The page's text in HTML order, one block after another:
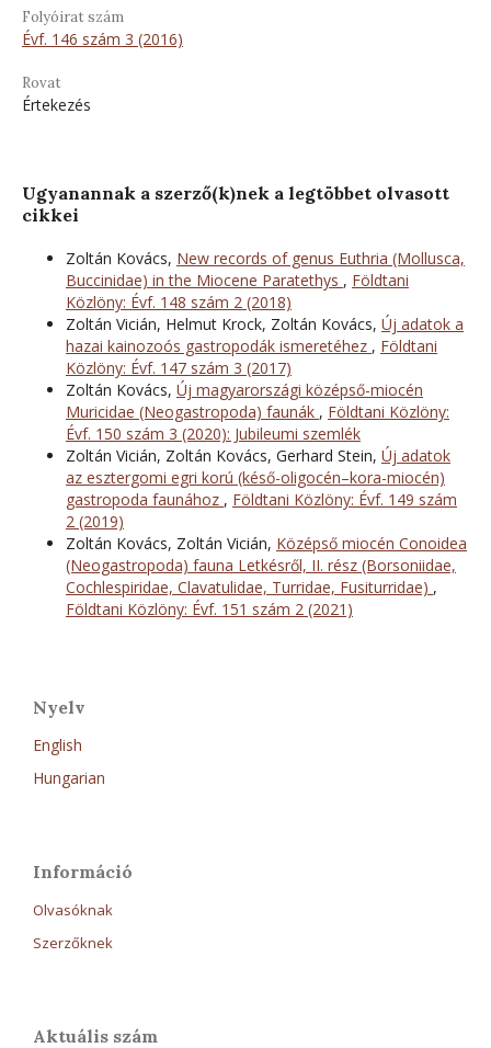
Folyóirat szám
Évf. 146 szám 3 (2016)
Rovat
Értekezés
Ugyanannak a szerző(k)nek a legtöbbet olvasott
cikkei
Zoltán Kovács, New records of genus Euthria (Mollusca,
Buccinidae) in the Miocene Paratethys , Földtani
Közlöny: Évf. 148 szám 2 (2018)
Zoltán Vicián, Helmut Krock, Zoltán Kovács, Új adatok a
hazai kainozoós gastropodák ismeretéhez , Földtani
Közlöny: Évf. 147 szám 3 (2017)
Zoltán Kovács, Új magyarországi középső-miocén
Muricidae (Neogastropoda) faunák , Földtani Közlöny:
Évf. 150 szám 3 (2020): Jubileumi szemlék
Zoltán Vicián, Zoltán Kovács, Gerhard Stein, Új adatok
az esztergomi egri korú (késő-oligocén–kora-miocén)
gastropoda faunához , Földtani Közlöny: Évf. 149 szám
2 (2019)
Zoltán Kovács, Zoltán Vicián, Középső miocén Conoidea
(Neogastropoda) fauna Letkésről, II. rész (Borsoniidae,
Cochlespiridae, Clavatulidae, Turridae, Fusiturridae) ,
Földtani Közlöny: Évf. 151 szám 2 (2021)
Nyelv
English
Hungarian
Információ
Olvasóknak
Szerzőknek
Aktuális szám